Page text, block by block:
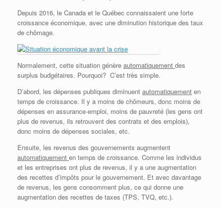
Depuis 2016, le Canada et le Québec connaissaient une forte
croissance économique, avec une diminution historique des taux
de chômage.
Normalement, cette situation génère automatiquement des
surplus budgétaires. Pourquoi? C’est très simple.
D’abord, les dépenses publiques diminuent automatiquement en
temps de croissance. Il y a moins de chômeurs, donc moins de
dépenses en assurance-emploi, moins de pauvreté (les gens ont
plus de revenus, ils retrouvent des contrats et des emplois),
donc moins de dépenses sociales, etc.
Ensuite, les revenus des gouvernements augmentent
automatiquement en temps de croissance. Comme les individus
et les entreprises ont plus de revenus, il y a une augmentation
des recettes d’impôts pour le gouvernement. Et avec davantage
de revenus, les gens consomment plus, ce qui donne une
augmentation des recettes de taxes (TPS, TVQ, etc.).